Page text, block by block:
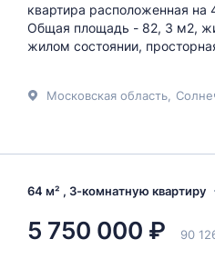
квартира расположенная на
Общая площадь - 82, 3 м2,
жилом состоянии,
Московская область
64 м² , 3-комнатную квартиру
5 750 000 ₽ 90